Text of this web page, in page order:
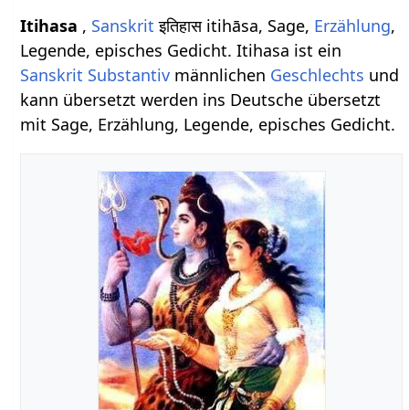
Itihasa , Sanskrit इतिहास itihāsa, Sage, Erzählung,
Legende, episches Gedicht. Itihasa ist ein
Sanskrit Substantiv männlichen Geschlechts und
kann übersetzt werden ins Deutsche übersetzt
mit Sage, Erzählung, Legende, episches Gedicht.